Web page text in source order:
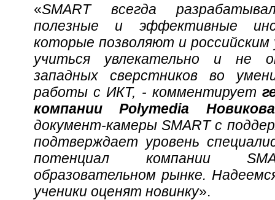
«SMARTвсегда
полезные и эффективные
которые позволяют и российским
учиться увлекательно и не
западных сверстников во
работы с ИКТ, - комментирует
компанииPolymedia
документ-камерыSMARTс
подтверждает уровень
потенциал компании
образовательном рынке.
ученики оценят новинку».